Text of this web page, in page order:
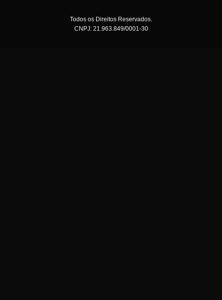
Todos os Direitos Reservados.
CNPJ: 21.963.849/0001-30